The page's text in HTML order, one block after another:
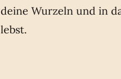
deine Wurzeln und in
lebst.